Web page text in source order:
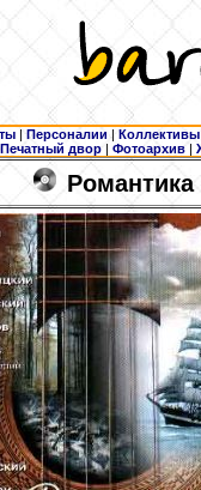
| Персоналии | Коллективы
Печатный двор | Фотоархив |
Романтика